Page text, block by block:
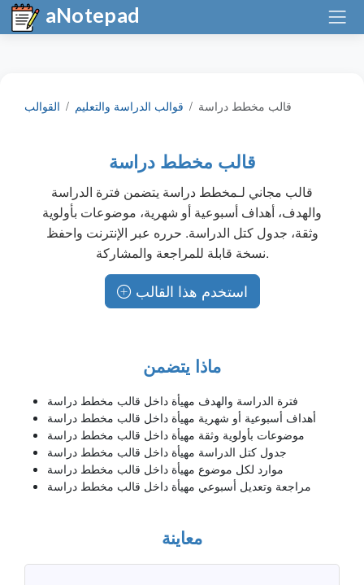
aNotepad
القوالب قوالب الدراسة والتعليم قالب مخطط دراسة
قالب مخطط دراسة
قالب مجاني لـمخطط دراسة يتضمن فترة الدراسة
والهدف، أهداف أسبوعية أو شهرية، موضوعات بأولوية
وثقة، جدول كتل الدراسة. حرره عبر الإنترنت واحفظ
نسخة قابلة للمراجعة والمشاركة.
استخدم هذا القالب
ماذا يتضمن
فترة الدراسة والهدف مهيأة داخل قالب مخطط دراسة
أهداف أسبوعية أو شهرية مهيأة داخل قالب مخطط دراسة
موضوعات بأولوية وثقة مهيأة داخل قالب مخطط دراسة
جدول كتل الدراسة مهيأة داخل قالب مخطط دراسة
موارد لكل موضوع مهيأة داخل قالب مخطط دراسة
مراجعة وتعديل أسبوعي مهيأة داخل قالب مخطط دراسة
معاينة